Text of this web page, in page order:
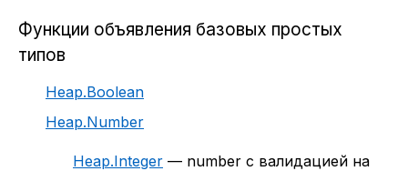
Функции объявления базовых простых
типов
Heap.Boolean
Heap.Number
Heap.Integer — number с валидацией на